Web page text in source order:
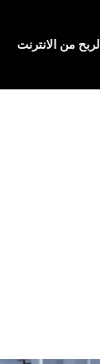
الربح من الانترنت